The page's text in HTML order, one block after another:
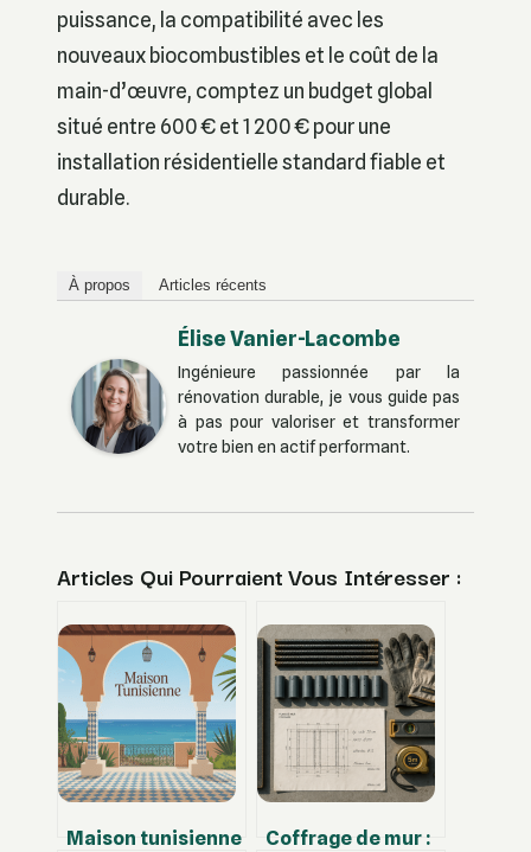
puissance, la compatibilité avec les
nouveaux biocombustibles et le coût de la
main-d’œuvre, comptez un budget global
situé entre 600 € et 1 200 € pour une
installation résidentielle standard fiable et
durable.
À propos Articles récents
Élise Vanier-Lacombe
Ingénieure passionnée par la
rénovation durable, je vous guide pas
à pas pour valoriser et transformer
votre bien en actif performant.
Articles Qui Pourraient Vous Intéresser :
Maison tunisienne
Coffrage de mur :